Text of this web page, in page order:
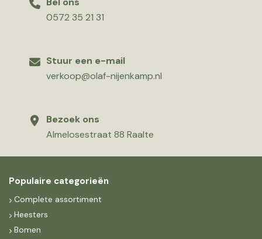
0572 35 21 31
Stuur een e-mail
verkoop@olaf-nijenkamp.nl
Bezoek ons
Almelosestraat 88 Raalte
Populaire categorieën
Complete assortiment
Heesters
Bomen